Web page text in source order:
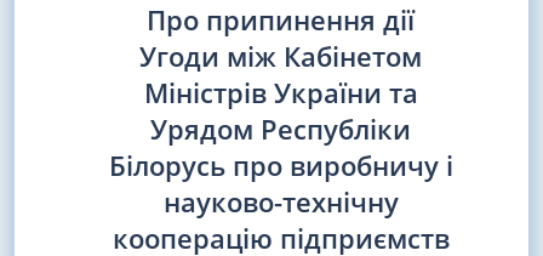
Про припинення дії
Угоди між Кабінетом
Міністрів України та
Урядом Республіки
Білорусь про виробничу і
науково-технічну
кооперацію підприємств